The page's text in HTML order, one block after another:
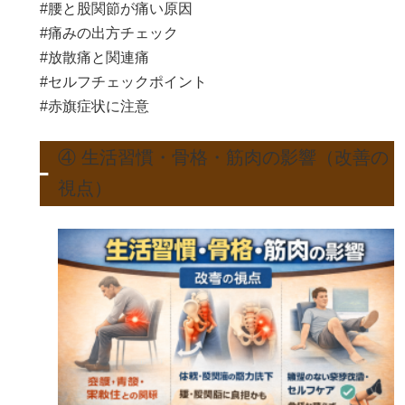
#腰と股関節が痛い原因
#痛みの出方チェック
#放散痛と関連痛
#セルフチェックポイント
#赤旗症状に注意
④ 生活習慣・骨格・筋肉の影響（改善の
視点）